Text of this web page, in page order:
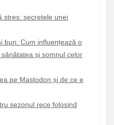
stres: secretele unei
bun: Cum influențează o
și somnul celor
pe Mastodon și de ce e
sezonul rece folosind